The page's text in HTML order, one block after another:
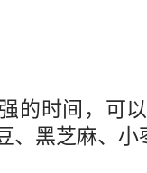
的时间，可
、黑芝麻、小